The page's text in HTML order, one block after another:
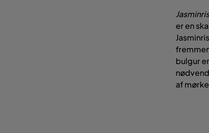
er en
bulgur
af